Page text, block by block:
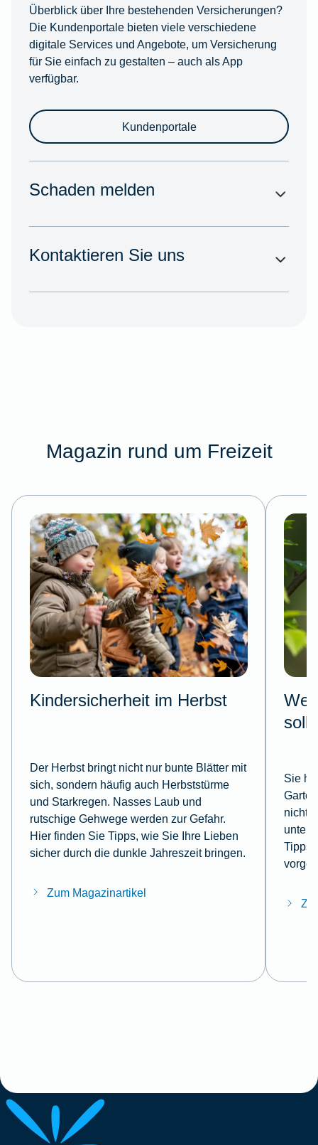
Überblick über Ihre bestehenden Versicherungen?
Die Kundenportale bieten viele verschiedene
digitale Services und Angebote, um Versicherung
für Sie einfach zu gestalten – auch als App
verfügbar.
Kundenportale
Schaden melden
Kontaktieren Sie uns
Magazin rund um Freizeit
Kindersicherheit im Herbst
Der Herbst bringt nicht nur bunte Blätter mit
sich, sondern häufig auch Herbststürme
und Starkregen. Nasses Laub und
rutschige Gehwege werden zur Gefahr.
Hier finden Sie Tipps, wie Sie Ihre Lieben
sicher durch die dunkle Jahreszeit bringen.
Zum Magazinartikel
Sie
nicht,
Tipps,